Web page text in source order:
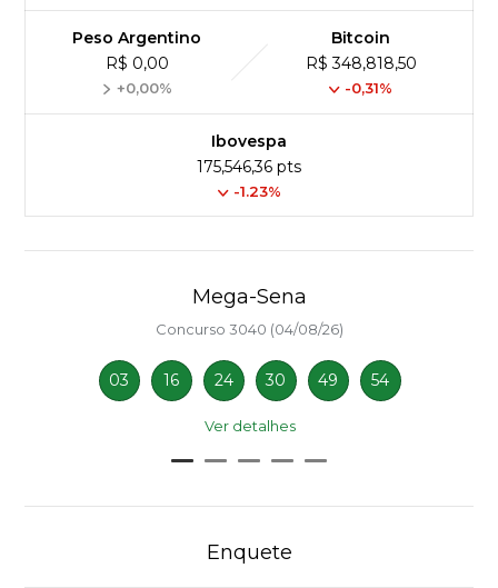
Peso Argentino
R$ 0,00
+0,00%
Bitcoin
R$ 348,818,50
-0,31%
Ibovespa
175,546,36 pts
-1.23%
Mega-Sena
Concurso 3040 (04/08/26)
03 16 24 30 49 54
Ver detalhes
Enquete